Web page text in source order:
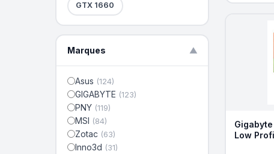
GTX 1660
Marques ▼
Asus (124)
GIGABYTE (123)
PNY (119)
MSI (84)
Zotac (63)
Inno3d (31)
Low